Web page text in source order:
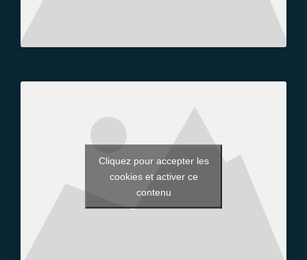
Cliquez pour accepter les
cookies et activer ce
contenu